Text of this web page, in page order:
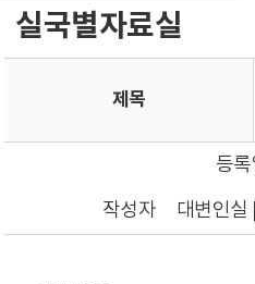
실국별자료실
제목
등록
작성자
대변인